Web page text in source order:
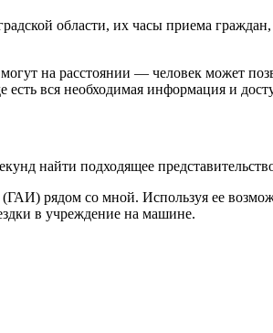
области, их часы приема
на расстоянии — человек может
вся необходимая информация и
найти подходящее
рядом со мной. Используя ее
в учреждение на машине.